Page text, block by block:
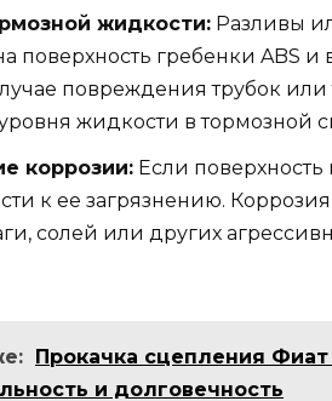
жидкости:Разливы
поверхность гребенки ABS
повреждения трубок или
жидкости в тормозной
коррозии:Если поверхность
к ее загрязнению.
солей или других
Прокачка сцепления
и долговечность